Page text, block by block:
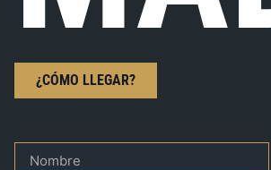
¿CÓMO LLEGAR?